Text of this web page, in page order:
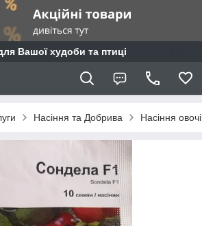
Вашої худоби та птиці
Насіння та Добрива Насіння